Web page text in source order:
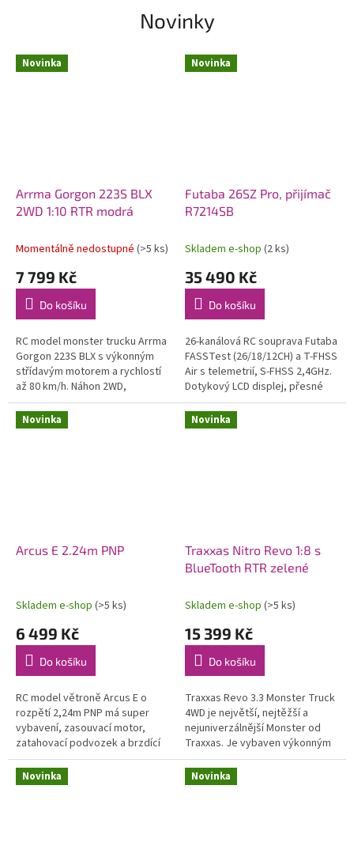
Novinky
Novinka
Arrma Gorgon 223S BLX
2WD 1:10 RTR modrá
Momentálně nedostupné (>5 ks)
7 799 Kč
Do košíku
RC model monster trucku Arrma
Gorgon 223S BLX s výkonným
střídavým motorem a rychlostí
až 80 km/h. Náhon 2WD,
nezávislé zavěšení, olejové
tlumiče, řídící jednotka
Spektrum 45A...
Novinka
Futaba 26SZ Pro, přijímač
R7214SB
Skladem e-shop (2 ks)
35 490 Kč
Do košíku
26-kanálová RC souprava Futaba
FASSTest (26/18/12CH) a T-FHSS
Air s telemetrií, S-FHSS 2,4GHz.
Dotykový LCD displej, přesné
celokovové křížové ovladače, 8
přepínačů, 4 posuvné a...
Novinka
Arcus E 2.24m PNP
Skladem e-shop (>5 ks)
6 499 Kč
Do košíku
RC model větroně Arcus E o
rozpětí 2,24m PNP má super
vybavení, zasouvací motor,
zatahovací podvozek a brzdící
štíty! Zároveň si však zachovává
výhodu robustního materiálu
EPO,...
Novinka
Traxxas Nitro Revo 1:8 s
BlueTooth RTR zelené
Skladem e-shop (>5 ks)
15 399 Kč
Do košíku
Traxxas Revo 3.3 Monster Truck
4WD je největší, nejtěžší a
nejuniverzálnější Monster od
Traxxas. Je vybaven výkonným
závodním motorem TRX 3.3 s
laděným výfukem, RC
soupravou...
Novinka Novinka